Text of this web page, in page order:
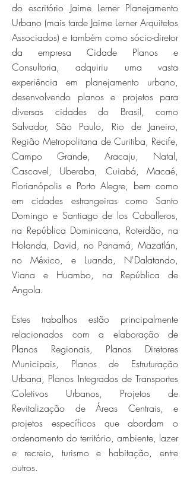
do escritório Jaime Lerner Planejamento
Urbano (mais tarde Jaime Lerner Arquitetos
Associados) e também como sócio-diretor
da empresa Cidade Planos e
Consultoria, adquiriu uma vasta
experiência em planejamento urbano,
desenvolvendo planos e projetos para
diversas cidades do Brasil, como
Salvador, São Paulo, Rio de Janeiro,
Região Metropolitana de Curitiba, Recife,
Campo Grande, Aracaju, Natal,
Cascavel, Uberaba, Cuiabá, Macaé,
Florianópolis e Porto Alegre, bem como
em cidades estrangeiras como Santo
Domingo e Santiago de los Caballeros,
na República Dominicana, Roterdão, na
Holanda, David, no Panamá, Mazatlán,
no México, e Luanda, N'Dalatando,
Viana e Huambo, na República de
Angola.
Estes trabalhos estão principalmente
relacionados com a elaboração de
Planos Regionais, Planos Diretores
Municipais, Planos de Estruturação
Urbana, Planos Integrados de Transportes
Coletivos Urbanos, Projetos de
Revitalização de Áreas Centrais, e
projetos específicos que abordam o
ordenamento do território, ambiente, lazer
e recreio, turismo e habitação, entre
outros.